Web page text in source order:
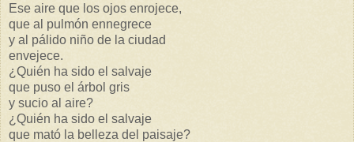
Ese aire que los ojos enrojece,
que al pulmón ennegrece
y al pálido niño de la ciudad
envejece.
¿Quién ha sido el salvaje
que puso el árbol gris
y sucio al aire?
¿Quién ha sido el salvaje
que mató la belleza del paisaje?